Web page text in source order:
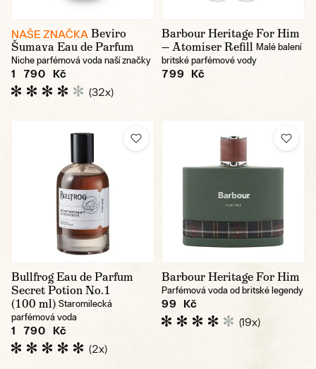
NAŠE ZNAČKA Beviro
Šumava Eau de Parfum
Niche parfémová voda naší značky
1 790 Kč
(32x)
Barbour Heritage For Him
— Atomiser Refill Malé balení
britské parfémové vody
799 Kč
Bullfrog Eau de Parfum
Secret Potion No.1
(100 ml) Staromilecká
parfémová voda
1 790 Kč
(2x)
Barbour Heritage For Him
Parfémová voda od britské legendy
99 Kč
(19x)